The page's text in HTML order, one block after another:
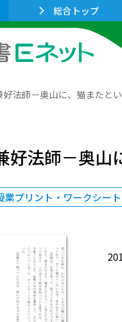
総合トップ
法師－奥山に、猫またとい
法師－奥山
業プリント・ワークシート